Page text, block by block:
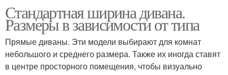
Стандартная ширина дивана.
Размеры в зависимости от типа
Прямые диваны. Эти модели выбирают для комнат
небольшого и среднего размера. Также их иногда ставят
в центре просторного помещения, чтобы визуально